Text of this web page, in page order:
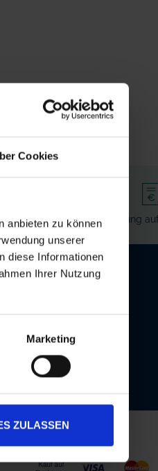
Cookies
anbieten zu können
unserer
diese Informationen
Ihrer Nutzung
Marketing
ZULASSEN
Bezahlung
Zahlungsarten